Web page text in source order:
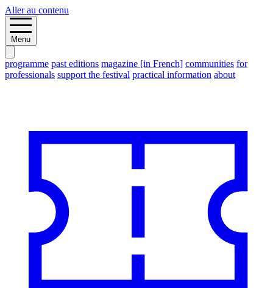
Aller au contenu
Menu
programme past editions magazine [in French] communities for
professionals support the festival practical information about